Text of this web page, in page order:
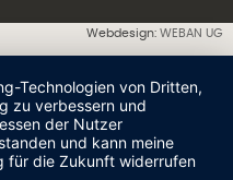
Webdesign:WEBAN UG
Technologien von Dritten,
zu verbessern und
der Nutzer
und kann meine
für die Zukunft widerrufen